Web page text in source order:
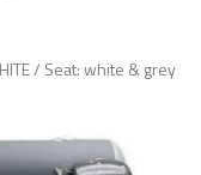
/ Seat: white & grey